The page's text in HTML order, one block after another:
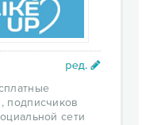
подписчиков
сети